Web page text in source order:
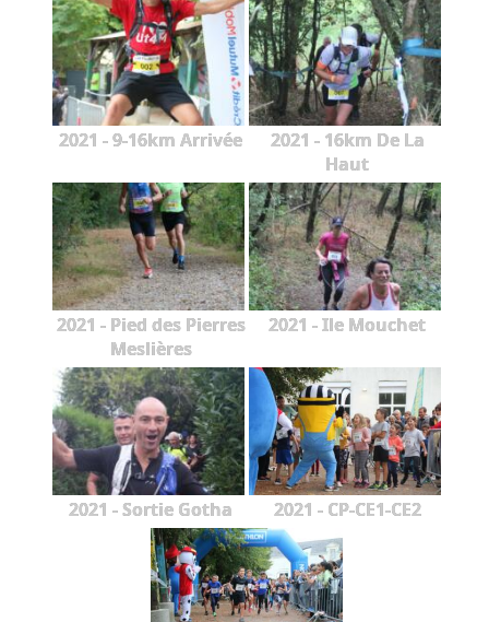
2021 - 9-16km Arrivée
2021 - 16km De La
Haut
2021 - Pied des Pierres
Meslières
2021 - Ile Mouchet
2021 - Sortie Gotha 2021 - CP-CE1-CE2